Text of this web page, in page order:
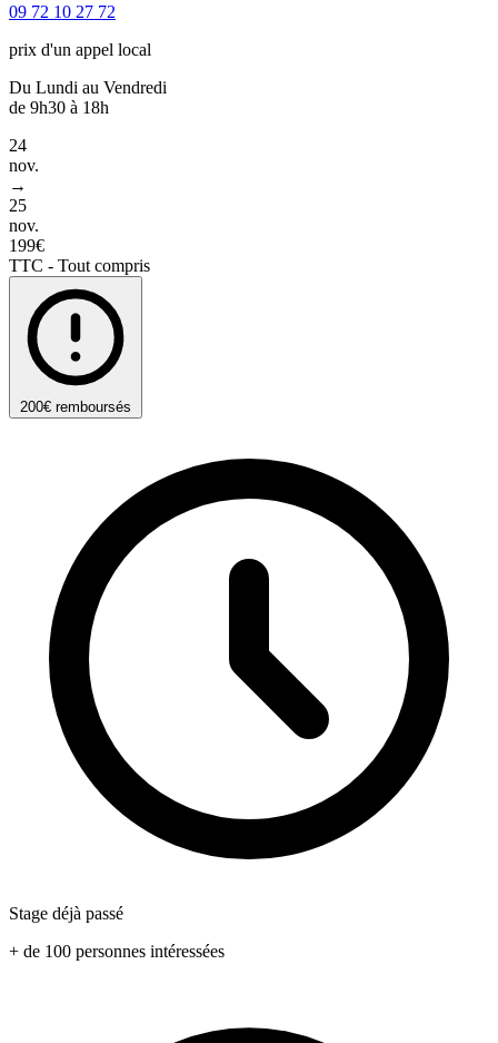
09 72 10 27 72
prix d'un appel local
Du Lundi au Vendredi
de 9h30 à 18h
24
nov.
→
25
nov.
199€
TTC - Tout compris
200€ remboursés
Stage déjà passé
+ de 100 personnes intéressées